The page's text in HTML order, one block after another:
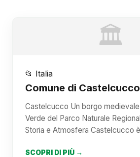
🏛️
📂 Italia
Comune di Castelcucco
Castelcucco Un borgo
Verde del Parco Naturale
Storia e Atmosfera Castelcucco
SCOPRI DI PIÙ →